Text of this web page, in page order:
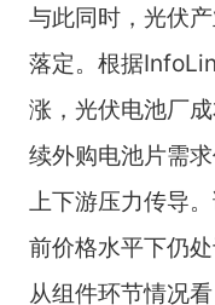
与此同时，光伏
落定。根据
涨，光伏电池厂
续外购电池片需
上下游压力传导
前价格水平下仍处
从组件环节情况